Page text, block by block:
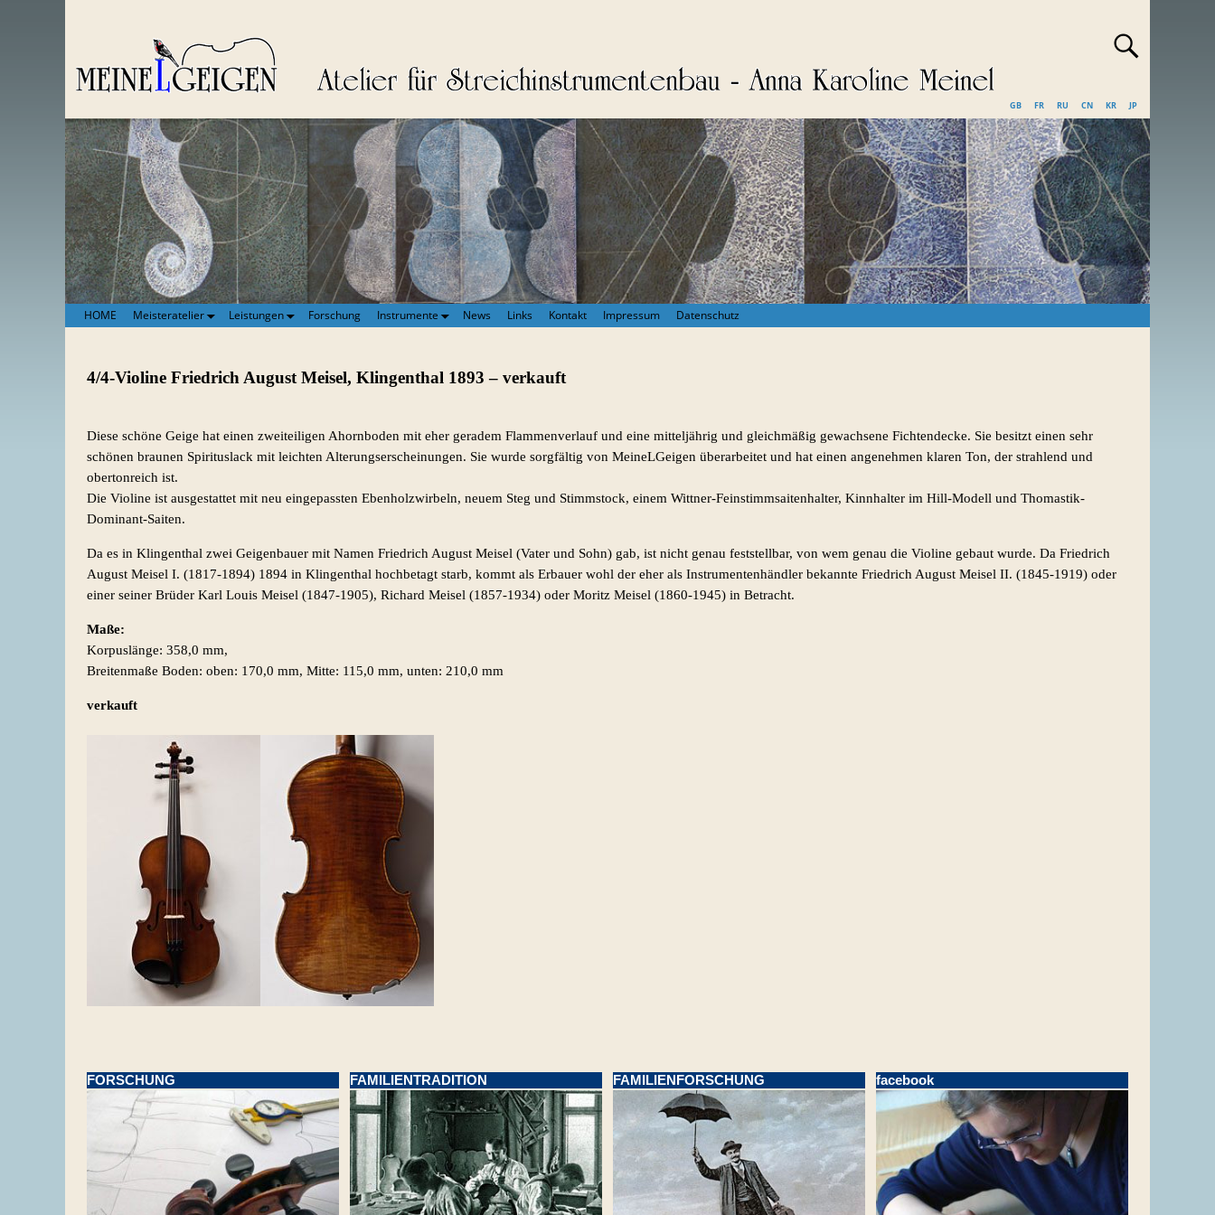
GB FR RU CN KR JP
HOME Meisteratelier Leistungen Forschung Instrumente News Links Kontakt Impressum Datenschutz
4/4-Violine Friedrich August Meisel, Klingenthal 1893 – verkauft
Diese schöne Geige hat einen zweiteiligen Ahornboden mit eher geradem Flammenverlauf und eine mitteljährig und gleichmäßig gewachsene Fichtendecke. Sie besitzt einen sehr
schönen braunen Spirituslack mit leichten Alterungserscheinungen. Sie wurde sorgfältig von MeineLGeigen überarbeitet und hat einen angenehmen klaren Ton, der strahlend und
obertonreich ist.
Die Violine ist ausgestattet mit neu eingepassten Ebenholzwirbeln, neuem Steg und Stimmstock, einem Wittner-Feinstimmsaitenhalter, Kinnhalter im Hill-Modell und Thomastik-
Dominant-Saiten.
Da es in Klingenthal zwei Geigenbauer mit Namen Friedrich August Meisel (Vater und Sohn) gab, ist nicht genau feststellbar, von wem genau die Violine gebaut wurde. Da Friedrich
August Meisel I. (1817-1894) 1894 in Klingenthal hochbetagt starb, kommt als Erbauer wohl der eher als Instrumentenhändler bekannte Friedrich August Meisel II. (1845-1919) oder
einer seiner Brüder Karl Louis Meisel (1847-1905), Richard Meisel (1857-1934) oder Moritz Meisel (1860-1945) in Betracht.
Maße:
Korpuslänge: 358,0 mm,
Breitenmaße Boden: oben: 170,0 mm, Mitte: 115,0 mm, unten: 210,0 mm
verkauft
FORSCHUNG FAMILIENTRADITION FAMILIENFORSCHUNG facebook